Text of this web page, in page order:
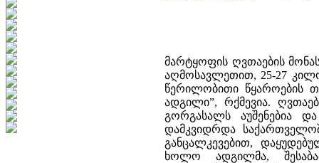
მარტყოფის ღვთაების
აღმოსავლეთით, 25-27
წერილობითი წყაროების
ადგილი”, რქმევია.
გორგასალს აუშენებია
დამკვიდრდა
განცალკევებით,
ხოლო ადგილმა,